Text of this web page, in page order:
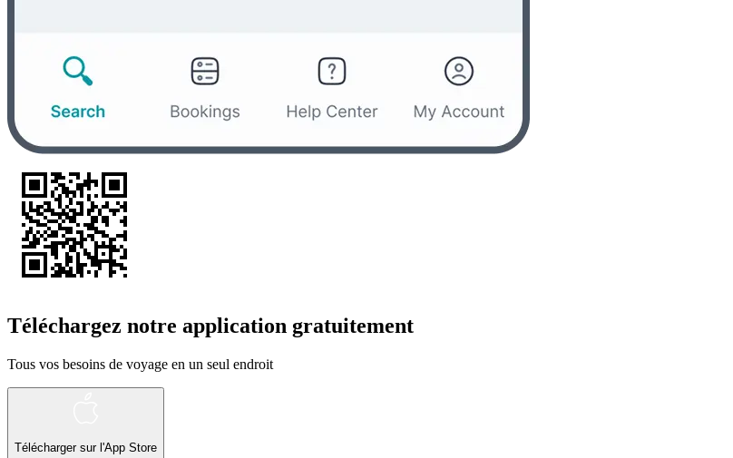
Téléchargez notre application gratuitement
Tous vos besoins de voyage en un seul endroit
Télécharger sur l'App Store